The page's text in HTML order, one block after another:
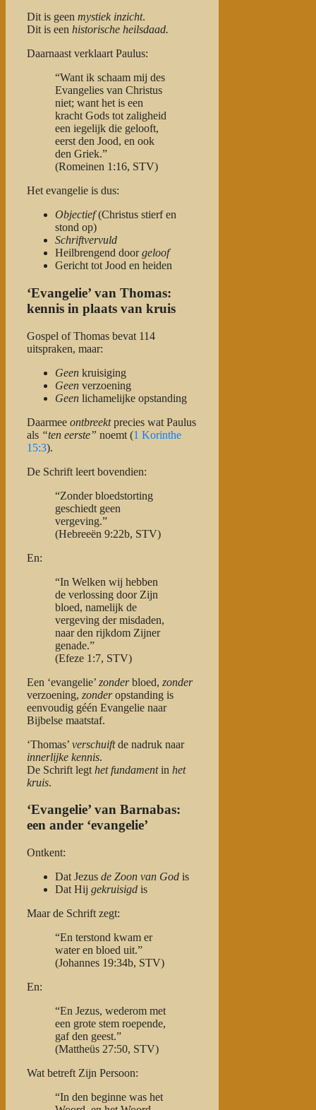
Dit is geen mystiek inzicht.
Dit is een historische heilsdaad.
Daarnaast verklaart Paulus:
“Want ik schaam mij des
Evangelies van Christus
niet; want het is een
kracht Gods tot zaligheid
een iegelijk die gelooft,
eerst den Jood, en ook
den Griek.”
(Romeinen 1:16, STV)
Het evangelie is dus:
Objectief(Christus stierf en
stond op)
Schriftvervuld
Heilbrengend doorgeloof
Gericht tot Jood en heiden
‘Evangelie’ van Thomas:
kennis in plaats van kruis
Gospel of Thomas bevat 114
uitspraken, maar:
Geen kruisiging
Geen verzoening
Geen lichamelijke opstanding
Daarmee ontbreektprecies wat Paulus
als “ten eerste” noemt (1 Korinthe
15:3).
De Schrift leert bovendien:
“Zonder bloedstorting
geschiedt geen
vergeving.”
(Hebreeën 9:22b, STV)
En:
“In Welken wij hebben
de verlossing door Zijn
bloed, namelijk de
vergeving der misdaden,
naar den rijkdom Zijner
genade.”
(Efeze 1:7, STV)
Een ‘evangelie’ zonderbloed, zonder
verzoening, zonderopstanding is
eenvoudig géén Evangelie naar
Bijbelse maatstaf.
‘Thomas’ verschuiftde nadruk naar
innerlijke kennis.
De Schrift legt het fundamentin het
kruis.
‘Evangelie’ van Barnabas:
een ander ‘evangelie’
Ontkent:
Dat Jezus de Zoon van God is
Dat Hij gekruisigd is
Maar de Schrift zegt:
“En terstond kwam er
water en bloed uit.”
(Johannes 19:34b, STV)
En:
“En Jezus, wederom met
een grote stem roepende,
gaf den geest.”
(Mattheüs 27:50, STV)
Wat betreft Zijn Persoon:
“In den beginne was het